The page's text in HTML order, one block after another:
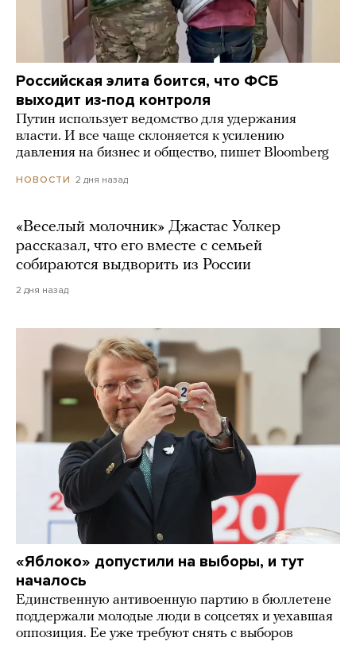
Российская элита боится, что ФСБ
выходит из-под контроля
Путин использует ведомство для удержания
власти. И все чаще склоняется к усилению
давления на бизнес и общество, пишет Bloomberg
НОВОСТИ 2 дня назад
«Веселый молочник» Джастас Уолкер
рассказал, что его вместе с семьей
собираются выдворить из России
2 дня назад
«Яблоко» допустили на выборы, и тут
началось
Единственную антивоенную партию в бюллетене
поддержали молодые люди в соцсетях и уехавшая
оппозиция. Ее уже требуют снять с выборов